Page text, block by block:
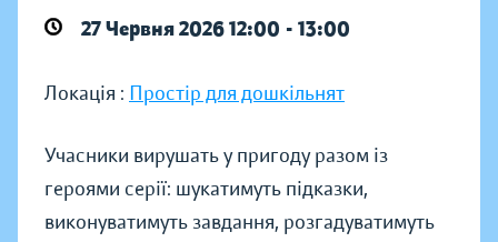
27 Червня 2026 12:00 - 13:00
Локація : Простір для дошкільнят
Учасники вирушать у пригоду разом із
героями серії: шукатимуть підказки,
виконуватимуть завдання, розгадуватимуть